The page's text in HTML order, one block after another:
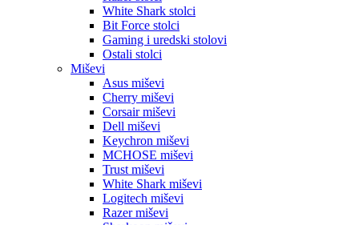
White Shark stolci
Bit Force stolci
Gaming i uredski stolovi
Ostali stolci
Miševi
Asus miševi
Cherry miševi
Corsair miševi
Dell miševi
Keychron miševi
MCHOSE miševi
Trust miševi
White Shark miševi
Logitech miševi
Razer miševi